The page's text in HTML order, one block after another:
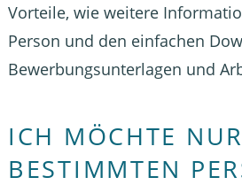
Vorteile, wie weitere
Person und den einfachen
Bewerbungsunterlagen und
ICH MÖCHTE NUR
BESTIMMTEN